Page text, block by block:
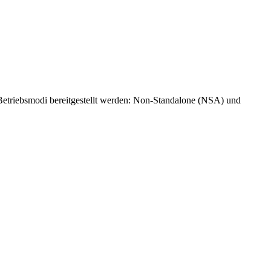
bereitgestellt werden: Non-Standalone (NSA) und